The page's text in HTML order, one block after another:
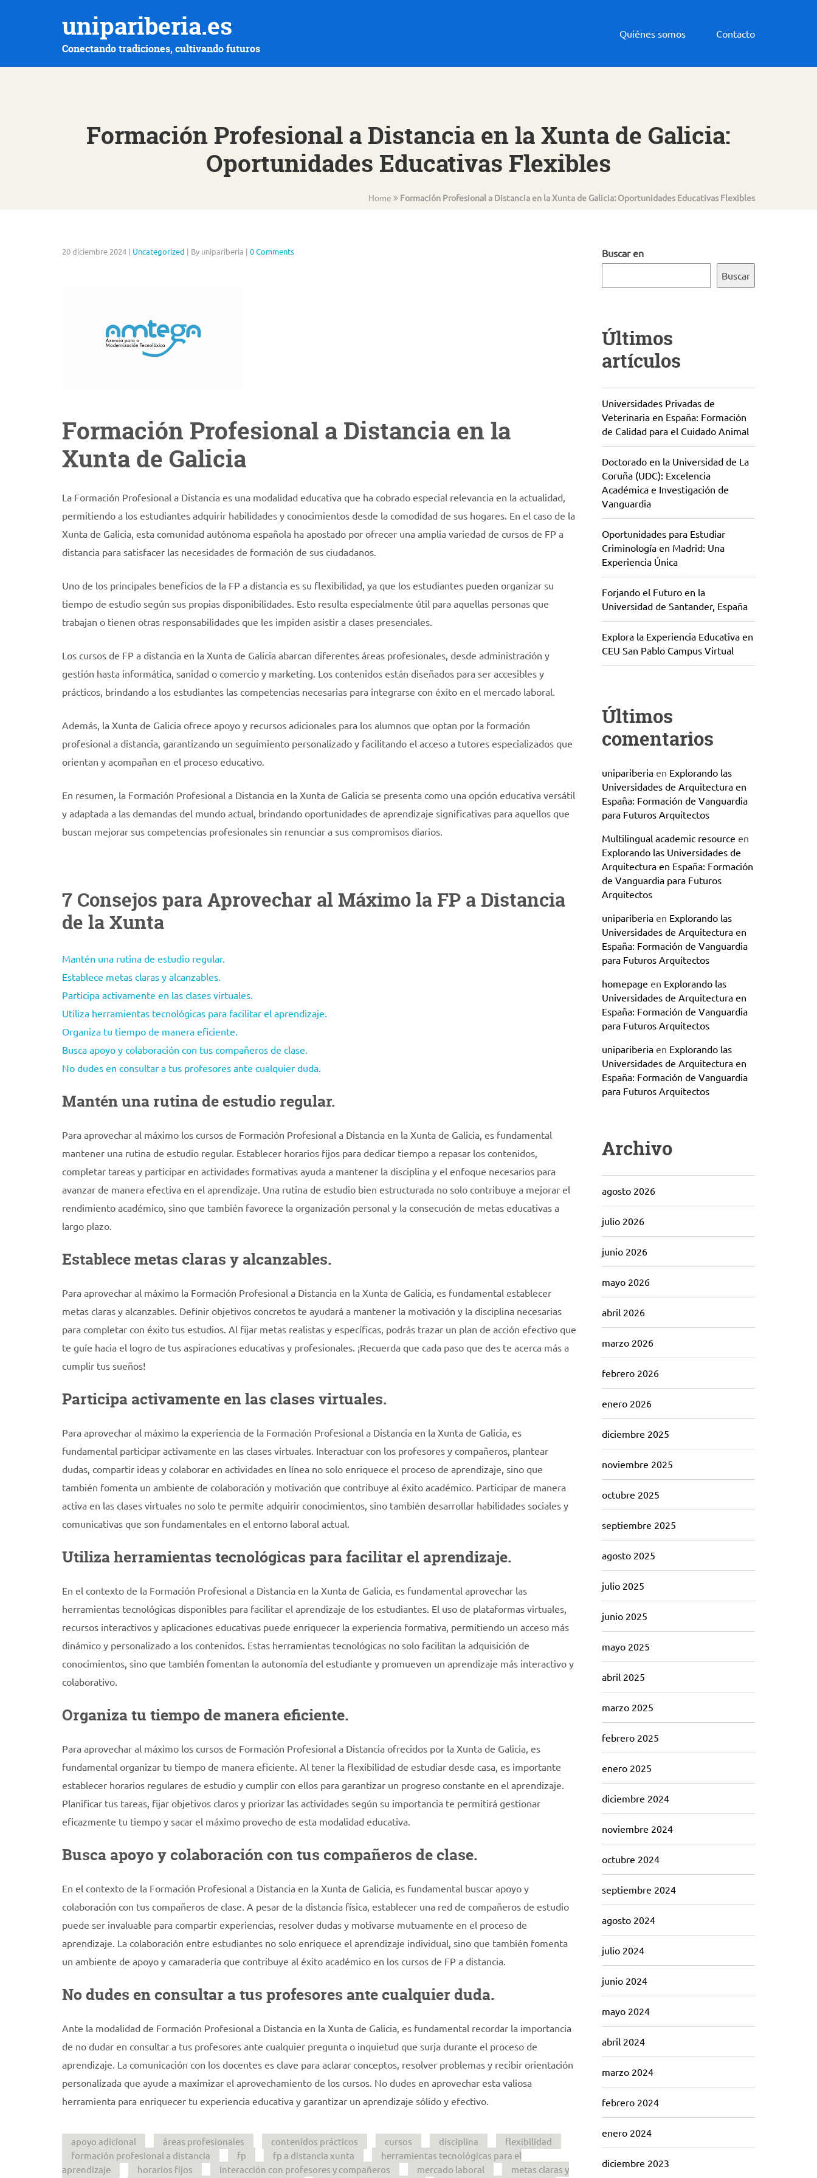
unipariberia.es
Conectando tradiciones, cultivando futuros
Quiénes somos Contacto
Formación Profesional a Distancia en la Xunta de Galicia:
Oportunidades Educativas Flexibles
Home Formación Profesional a Distancia en la Xunta de Galicia: Oportunidades Educativas Flexibles
20 diciembre 2024 | Uncategorized | By unipariberia | 0 Comments
Formación Profesional a Distancia en la
Xunta de Galicia
La Formación Profesional a Distancia es una modalidad educativa que ha cobrado especial relevancia en la actualidad,
permitiendo a los estudiantes adquirir habilidades y conocimientos desde la comodidad de sus hogares. En el caso de la
Xunta de Galicia, esta comunidad autónoma española ha apostado por ofrecer una amplia variedad de cursos de FP a
distancia para satisfacer las necesidades de formación de sus ciudadanos.
Uno de los principales beneficios de la FP a distancia es su flexibilidad, ya que los estudiantes pueden organizar su
tiempo de estudio según sus propias disponibilidades. Esto resulta especialmente útil para aquellas personas que
trabajan o tienen otras responsabilidades que les impiden asistir a clases presenciales.
Los cursos de FP a distancia en la Xunta de Galicia abarcan diferentes áreas profesionales, desde administración y
gestión hasta informática, sanidad o comercio y marketing. Los contenidos están diseñados para ser accesibles y
prácticos, brindando a los estudiantes las competencias necesarias para integrarse con éxito en el mercado laboral.
Además, la Xunta de Galicia ofrece apoyo y recursos adicionales para los alumnos que optan por la formación
profesional a distancia, garantizando un seguimiento personalizado y facilitando el acceso a tutores especializados que
orientan y acompañan en el proceso educativo.
En resumen, la Formación Profesional a Distancia en la Xunta de Galicia se presenta como una opción educativa versátil
y adaptada a las demandas del mundo actual, brindando oportunidades de aprendizaje significativas para aquellos que
buscan mejorar sus competencias profesionales sin renunciar a sus compromisos diarios.
7 Consejos para Aprovechar al Máximo la FP a Distancia
de la Xunta
Mantén una rutina de estudio regular.
Establece metas claras y alcanzables.
Participa activamente en las clases virtuales.
Utiliza herramientas tecnológicas para facilitar el aprendizaje.
Organiza tu tiempo de manera eficiente.
Busca apoyo y colaboración con tus compañeros de clase.
No dudes en consultar a tus profesores ante cualquier duda.
Mantén una rutina de estudio regular.
Para aprovechar al máximo los cursos de Formación Profesional a Distancia en la Xunta de Galicia, es fundamental
mantener una rutina de estudio regular. Establecer horarios fijos para dedicar tiempo a repasar los contenidos,
completar tareas y participar en actividades formativas ayuda a mantener la disciplina y el enfoque necesarios para
avanzar de manera efectiva en el aprendizaje. Una rutina de estudio bien estructurada no solo contribuye a mejorar el
rendimiento académico, sino que también favorece la organización personal y la consecución de metas educativas a
largo plazo.
Establece metas claras y alcanzables.
Para aprovechar al máximo la Formación Profesional a Distancia en la Xunta de Galicia, es fundamental establecer
metas claras y alcanzables. Definir objetivos concretos te ayudará a mantener la motivación y la disciplina necesarias
para completar con éxito tus estudios. Al fijar metas realistas y específicas, podrás trazar un plan de acción efectivo que
te guíe hacia el logro de tus aspiraciones educativas y profesionales. ¡Recuerda que cada paso que des te acerca más a
cumplir tus sueños!
Participa activamente en las clases virtuales.
Para aprovechar al máximo la experiencia de la Formación Profesional a Distancia en la Xunta de Galicia, es
fundamental participar activamente en las clases virtuales. Interactuar con los profesores y compañeros, plantear
dudas, compartir ideas y colaborar en actividades en línea no solo enriquece el proceso de aprendizaje, sino que
también fomenta un ambiente de colaboración y motivación que contribuye al éxito académico. Participar de manera
activa en las clases virtuales no solo te permite adquirir conocimientos, sino también desarrollar habilidades sociales y
comunicativas que son fundamentales en el entorno laboral actual.
Utiliza herramientas tecnológicas para facilitar el aprendizaje.
En el contexto de la Formación Profesional a Distancia en la Xunta de Galicia, es fundamental aprovechar las
herramientas tecnológicas disponibles para facilitar el aprendizaje de los estudiantes. El uso de plataformas virtuales,
recursos interactivos y aplicaciones educativas puede enriquecer la experiencia formativa, permitiendo un acceso más
dinámico y personalizado a los contenidos. Estas herramientas tecnológicas no solo facilitan la adquisición de
conocimientos, sino que también fomentan la autonomía del estudiante y promueven un aprendizaje más interactivo y
colaborativo.
Organiza tu tiempo de manera eficiente.
Para aprovechar al máximo los cursos de Formación Profesional a Distancia ofrecidos por la Xunta de Galicia, es
fundamental organizar tu tiempo de manera eficiente. Al tener la flexibilidad de estudiar desde casa, es importante
establecer horarios regulares de estudio y cumplir con ellos para garantizar un progreso constante en el aprendizaje.
Planificar tus tareas, fijar objetivos claros y priorizar las actividades según su importancia te permitirá gestionar
eficazmente tu tiempo y sacar el máximo provecho de esta modalidad educativa.
Busca apoyo y colaboración con tus compañeros de clase.
En el contexto de la Formación Profesional a Distancia en la Xunta de Galicia, es fundamental buscar apoyo y
colaboración con tus compañeros de clase. A pesar de la distancia física, establecer una red de compañeros de estudio
puede ser invaluable para compartir experiencias, resolver dudas y motivarse mutuamente en el proceso de
aprendizaje. La colaboración entre estudiantes no solo enriquece el aprendizaje individual, sino que también fomenta
un ambiente de apoyo y camaradería que contribuye al éxito académico en los cursos de FP a distancia.
No dudes en consultar a tus profesores ante cualquier duda.
Ante la modalidad de Formación Profesional a Distancia en la Xunta de Galicia, es fundamental recordar la importancia
de no dudar en consultar a tus profesores ante cualquier pregunta o inquietud que surja durante el proceso de
aprendizaje. La comunicación con los docentes es clave para aclarar conceptos, resolver problemas y recibir orientación
personalizada que ayude a maximizar el aprovechamiento de los cursos. No dudes en aprovechar esta valiosa
herramienta para enriquecer tu experiencia educativa y garantizar un aprendizaje sólido y efectivo.
apoyo adicional áreas profesionales contenidos prácticos cursos disciplina
flexibilidad
formación profesional a distancia
fp fp a distancia xunta
herramientas tecnológicas para el
aprendizaje
horarios fijos interacción con profesores y compañeros mercado laboral
metas claras y
Buscar en
Buscar
Últimos
artículos
Universidades Privadas de
Veterinaria en España: Formación
de Calidad para el Cuidado Animal
Doctorado en la Universidad de La
Coruña (UDC): Excelencia
Académica e Investigación de
Vanguardia
Oportunidades para Estudiar
Criminología en Madrid: Una
Experiencia Única
Forjando el Futuro en la
Universidad de Santander, España
Explora la Experiencia Educativa en
CEU San Pablo Campus Virtual
Últimos
comentarios
unipariberiaen Explorando las
Universidades de Arquitectura en
España: Formación de Vanguardia
para Futuros Arquitectos
Multilingual academic resource en
Explorando las Universidades de
Arquitectura en España: Formación
de Vanguardia para Futuros
Arquitectos
unipariberiaen Explorando las
Universidades de Arquitectura en
España: Formación de Vanguardia
para Futuros Arquitectos
homepage en Explorando las
Universidades de Arquitectura en
España: Formación de Vanguardia
para Futuros Arquitectos
unipariberiaen Explorando las
Universidades de Arquitectura en
España: Formación de Vanguardia
para Futuros Arquitectos
Archivo
agosto 2026
julio 2026
junio 2026
mayo 2026
abril 2026
marzo 2026
febrero 2026
enero 2026
diciembre 2025
noviembre 2025
octubre 2025
septiembre 2025
agosto 2025
julio 2025
junio 2025
mayo 2025
abril 2025
marzo 2025
febrero 2025
enero 2025
diciembre 2024
noviembre 2024
octubre 2024
septiembre 2024
agosto 2024
julio 2024
junio 2024
mayo 2024
abril 2024
marzo 2024
febrero 2024
enero 2024
diciembre 2023